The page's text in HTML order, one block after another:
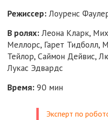
Режиссер: Лоуренс
В ролях: Леона Кларк,
Меллорс, Гарет Тидболл,
Тейлор, Саймон Дейвис,
Лукас Эдвардс
Время: 90 мин
Эксперт по